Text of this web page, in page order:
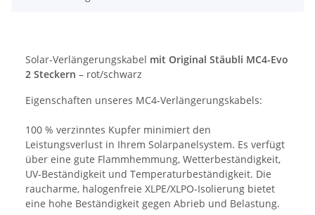
Solar-Verlängerungskabel mit Original Stäubli MC4-Evo
2 Steckern – rot/schwarz
Eigenschaften unseres MC4-Verlängerungskabels:
100 % verzinntes Kupfer minimiert den
Leistungsverlust in Ihrem Solarpanelsystem. Es verfügt
über eine gute Flammhemmung, Wetterbeständigkeit,
UV-Beständigkeit und Temperaturbeständigkeit. Die
raucharme, halogenfreie XLPE/XLPO-Isolierung bietet
eine hohe Beständigkeit gegen Abrieb und Belastung.